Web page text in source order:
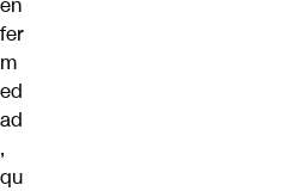
fer
m
ed
ad
,
qu